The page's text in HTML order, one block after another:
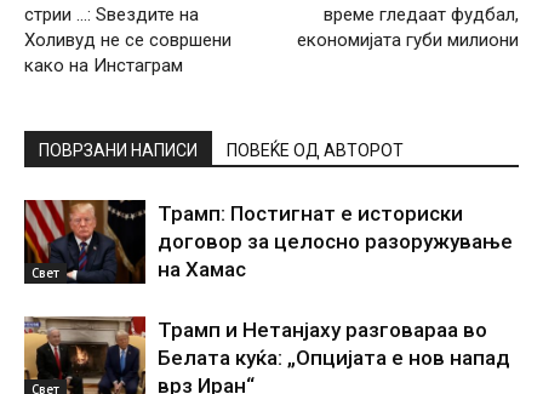
стрии …: Ѕвездите на
Холивуд не се совршени
како на Инстаграм
време гледаат фудбал,
економијата губи милиони
ПОВРЗАНИ НАПИСИ ПОВЕЌЕ ОД АВТОРОТ
Свет
Трамп: Постигнат е историски
договор за целосно разоружување
на Хамас
Свет
Трамп и Нетанјаху разговараа во
Белата куќа: „Опцијата е нов напад
врз Иран“